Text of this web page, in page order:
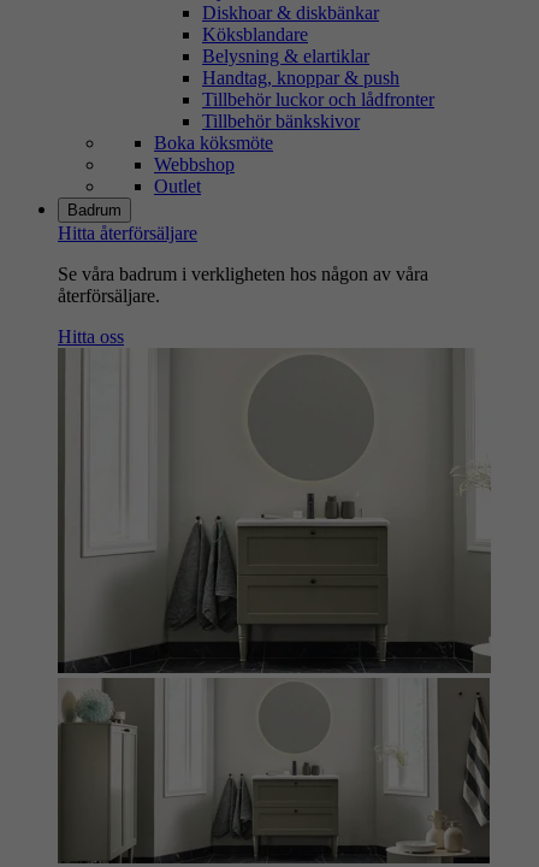
Diskhoar & diskbänkar
Köksblandare
Belysning & elartiklar
Handtag, knoppar & push
Tillbehör luckor och lådfronter
Tillbehör bänkskivor
Boka köksmöte
Webbshop
Outlet
Badrum
Hitta återförsäljare
Se våra badrum i verkligheten hos någon av våra
återförsäljare.
Hitta oss